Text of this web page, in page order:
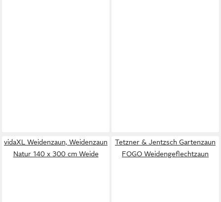
vidaXL Weidenzaun, Weidenzaun
Natur 140 x 300 cm Weide
Tetzner & Jentzsch Gartenzaun
FOGO Weidengeflechtzaun